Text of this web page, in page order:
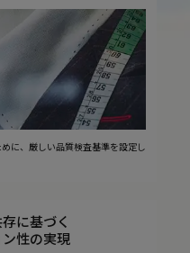
に、厳しい品質検査基準を設定し
に基づく
性の実現